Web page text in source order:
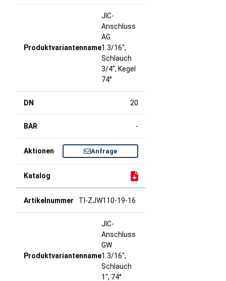
JIC-
Anschluss
AG
1.3/16",
Schlauch
3/4", Kegel
74°
20
-
Anfrage
TI-ZJW110-19-16
JIC-
Anschluss
GW
1.3/16",
Schlauch
1", 74°